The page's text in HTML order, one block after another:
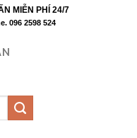
MIỄN PHÍ 24/7
096 2598 524